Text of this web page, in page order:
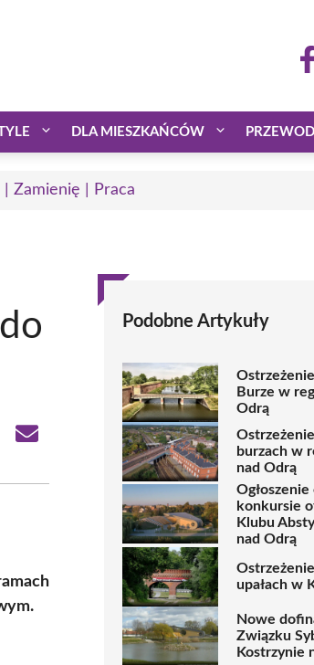
DLA MIESZKAŃCÓW
| Zamienię | Praca
Share
Podobne Artykuły
Burze w
Odrą
burzach w
nad Odrą
konkursie
Klubu
nad Odrą
upałach w
Nowe
Związku
Kostrzynie